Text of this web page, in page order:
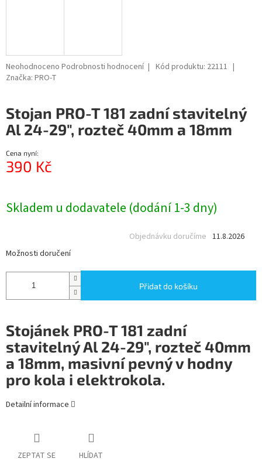
Průměrné
hodnocení
0,0
z
5
Neohodnoceno Podrobnosti hodnocení Kód produktu: 22111
Značka: PRO-T
Stojan PRO-T 181 zadní stavitelný
Al 24-29", rozteč 40mm a 18mm
Cena nyní:
390 Kč
Skladem u dodavatele (dodání 1-3 dny)
11.8.2026
Objednávku doručíme
Možnosti doručení
Přidat do košíku
Stojánek PRO-T 181 zadní
stavitelný Al 24-29", rozteč 40mm
a 18mm, masivní pevný v hodny
pro kola i elektrokola.
Detailní informace
ZEPTAT SE HLÍDAT